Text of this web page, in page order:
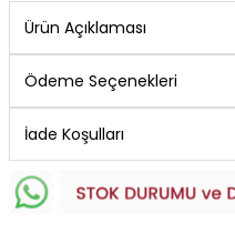
Ürün Açıklaması
Ödeme Seçenekleri
İade Koşulları